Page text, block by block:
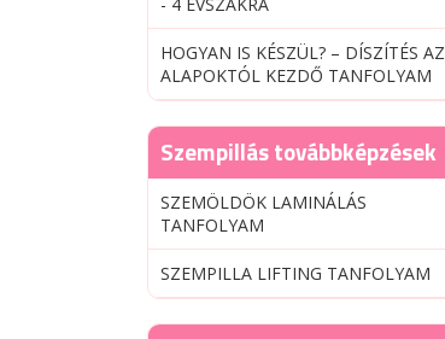
HOGYAN IS KÉSZÜL? – DÍSZÍTÉS AZ
ALAPOKTÓL KEZDŐ TANFOLYAM
Szempillás továbbképzések
SZEMÖLDÖK LAMINÁLÁS
TANFOLYAM
SZEMPILLA LIFTING TANFOLYAM